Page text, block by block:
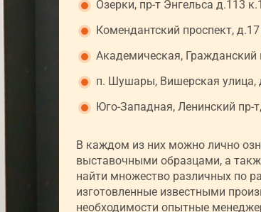
Озерки, пр-т Энгельса д.113 к.1
Комендантский проспект, д.17
Академическая, Гражданский
п. Шушары, Вишерская улица,
Юго-Западная, Ленинский пр-
В каждом из них можно лично
выставочными образцами, а
найти множество различных по
изготовленные известными
необходимости опытные